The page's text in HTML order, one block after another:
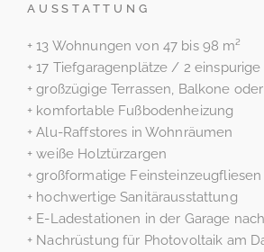
AUSSTATTUNG
+ 13 Wohnungen von 47 bis 98 m²
+ 17 Tiefgaragenplätze / 2
+ großzügige Terrassen, Balkone
+ komfortable Fußbodenheizung
+ Alu-Raffstores in Wohnräumen
+ weiße Holztürzargen
+ großformatige Feinsteinzeugfliesen
+ hochwertige Sanitärausstattung
+ E-Ladestationen in der Garage
+ Nachrüstung für Photovoltaik am